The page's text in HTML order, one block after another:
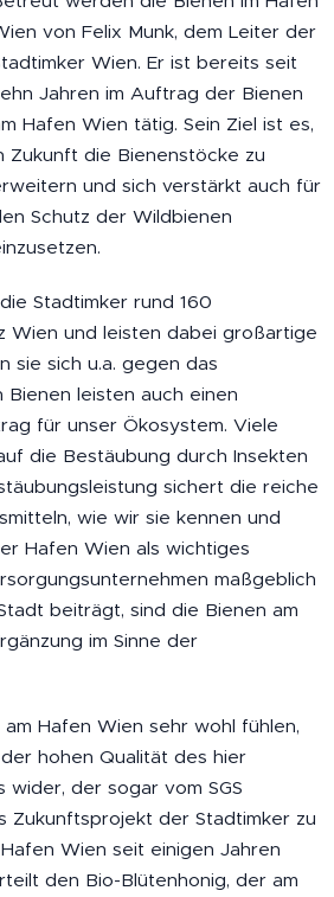
von Felix Munk, dem Leiter der
Wien. Er ist bereits seit
Jahren im Auftrag der Bienen
Hafen Wien tätig. Sein Ziel ist es,
Zukunft die Bienenstöcke zu
und sich verstärkt auch für
Schutz der Wildbienen
Stadtimker rund 160
Wien und leisten dabei großartige
sie sich u.a. gegen das
Bienen leisten auch einen
für unser Ökosystem. Viele
die Bestäubung durch Insekten
sichert die reiche
wie wir sie kennen und
Hafen Wien als wichtiges
maßgeblich
beiträgt, sind die Bienen am
im Sinne der
Hafen Wien sehr wohl fühlen,
hohen Qualität des hier
wider, der sogar vom SGS
Zukunftsprojekt der Stadtimker zu
Wien seit einigen Jahren
den Bio-Blütenhonig, der am